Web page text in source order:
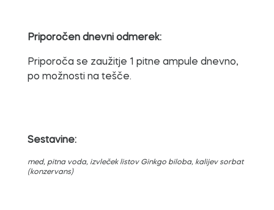
Priporočen dnevni odmerek:
Priporoča se zaužitje 1 pitne ampule dnevno,
po možnosti na tešče.
Sestavine:
med, pitna voda, izvleček listov Ginkgo biloba, kalijev sorbat
(konzervans)